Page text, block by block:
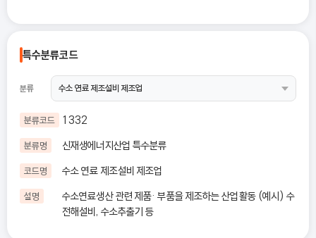
특수분류코드
분류
분류코드 1332
분류명 신재생에너지산업 특수분류
코드명 수소 연료 제조설비 제조업
설명
수소연료생산 관련 제품· 부품을 제조하는 산업활동 (예시) 수
전해설비, 수소추출기 등